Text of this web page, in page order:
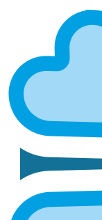
РАДОСТЬ
ДЕТЕЙ: В
ЕПАРХИИ
ПРАЗДНИК
ГЛАВНАЯ
РАДОСТЬ ДЛЯ
ЕПАРХИИ ПРОШЕЛ